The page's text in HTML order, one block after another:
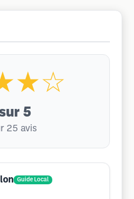
5
25 avis
Guide Local